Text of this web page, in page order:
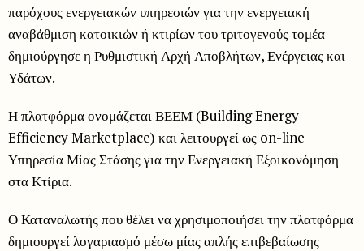
παρόχους ενεργειακών υπηρεσιών για την ενεργειακή
αναβάθμιση κατοικιών ή κτιρίων του τριτογενούς τομέα
δημιούργησε η Ρυθμιστική Αρχή Αποβλήτων, Ενέργειας και
Υδάτων.
Η πλατφόρμα ονομάζεται ΒΕΕΜ (Building Energy
Efficiency Marketplace) και λειτουργεί ως on-line
Υπηρεσία Μίας Στάσης για την Ενεργειακή Εξοικονόμηση
στα Κτίρια.
Ο Καταναλωτής που θέλει να χρησιμοποιήσει την πλατφόρμα
δημιουργεί λογαριασμό μέσω μίας απλής επιβεβαίωσης